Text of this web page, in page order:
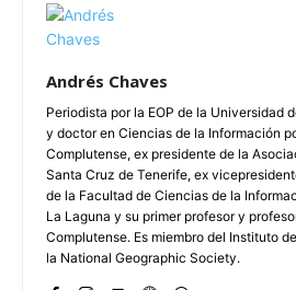
Andrés Chaves
Periodista por la EOP de la Universidad
y doctor en Ciencias de la Información
Complutense, ex presidente de la
Santa Cruz de Tenerife, ex
de la Facultad de Ciencias de la
La Laguna y su primer profesor y
Complutense. Es miembro del Instituto
la National Geographic Society.